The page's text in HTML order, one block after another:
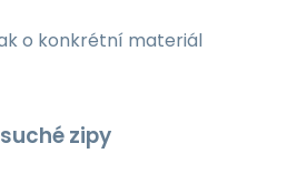
o konkrétní materiál
zipy